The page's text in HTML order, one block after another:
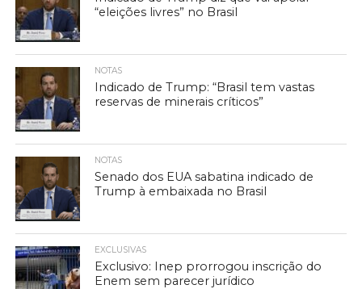
“eleições livres” no Brasil
NOTAS
Indicado de Trump: “Brasil tem vastas
reservas de minerais críticos”
NOTAS
Senado dos EUA sabatina indicado de
Trump à embaixada no Brasil
EXCLUSIVAS
Exclusivo: Inep prorrogou inscrição do
Enem sem parecer jurídico